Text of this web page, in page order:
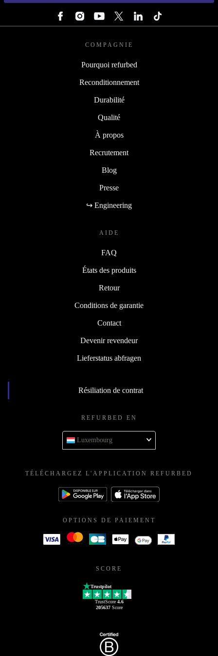
COMPAGNIE
Pourquoi refurbed
Reconditionnement
Durabilité
Qualité
À propos
Recrutement
Blog
Presse
↪ Engineering
AIDE
FAQ
États des produits
Retour
Conditions de garantie
Contact
Devenir revendeur
Lieferstatus abfragen
Résiliation de contrat
REFURBED EN
Luxembourg
TÉLÉCHARGEZ L'APPLICATION REFURBED
OPTIONS DE PAIEMENT
SCORE
Trustpilot
TrustScore 4.6
205637Score